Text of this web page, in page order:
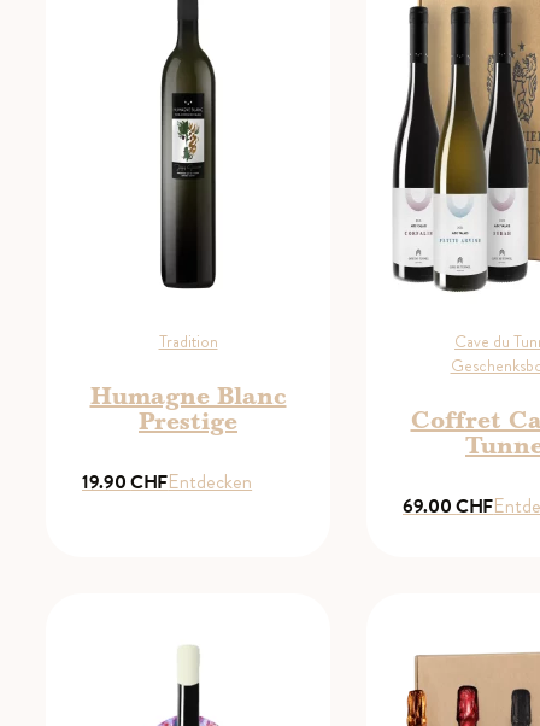
Tradition
Humagne Blanc
Prestige
19.90CHFEntdecken
Cave du
Coffret
69.00CHF